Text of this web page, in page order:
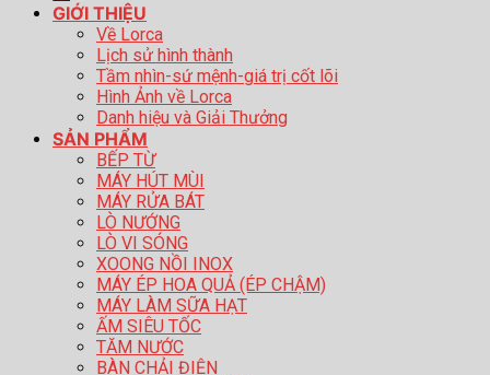
GIỚI THIỆU
Về Lorca
Lịch sử hình thành
Tầm nhìn-sứ mệnh-giá trị cốt lõi
Hình Ảnh về Lorca
Danh hiệu và Giải Thưởng
SẢN PHẨM
BẾP TỪ
MÁY HÚT MÙI
MÁY RỬA BÁT
LÒ NƯỚNG
LÒ VI SÓNG
XOONG NỒI INOX
MÁY ÉP HOA QUẢ (ÉP CHẬM)
MÁY LÀM SỮA HẠT
ẤM SIÊU TỐC
TĂM NƯỚC
BÀN CHẢI ĐIỆN